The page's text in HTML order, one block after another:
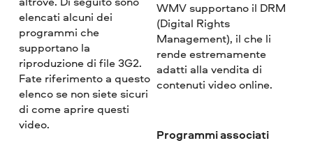
elencati alcuni dei
programmi che
supportano la
riproduzione di file 3G2.
Fate riferimento a questo
elenco se non siete sicuri
di come aprire questi
video.
WMV supportano il DRM
(Digital Rights
Management), il che li
rende estremamente
adatti alla vendita di
contenuti video online.
Programmi associati